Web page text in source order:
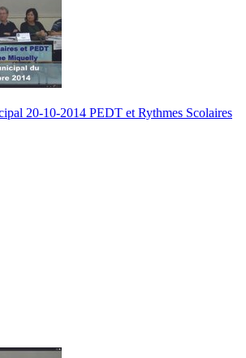
20-10-2014 PEDT et Rythmes Scolaires